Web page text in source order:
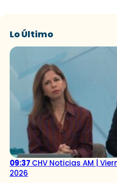
Lo Último
09:37 CHV Noticias AM |
2026